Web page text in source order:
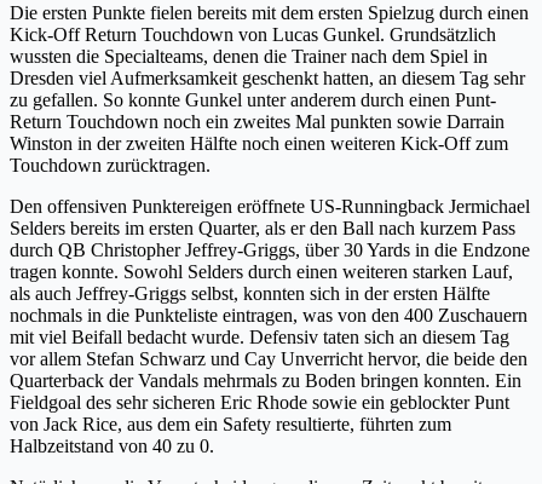
Die ersten Punkte fielen bereits mit dem ersten Spielzug durch einen
Kick-Off Return Touchdown von Lucas Gunkel. Grundsätzlich
wussten die Specialteams, denen die Trainer nach dem Spiel in
Dresden viel Aufmerksamkeit geschenkt hatten, an diesem Tag sehr
zu gefallen. So konnte Gunkel unter anderem durch einen Punt-
Return Touchdown noch ein zweites Mal punkten sowie Darrain
Winston in der zweiten Hälfte noch einen weiteren Kick-Off zum
Touchdown zurücktragen.
Den offensiven Punktereigen eröffnete US-Runningback Jermichael
Selders bereits im ersten Quarter, als er den Ball nach kurzem Pass
durch QB Christopher Jeffrey-Griggs, über 30 Yards in die Endzone
tragen konnte. Sowohl Selders durch einen weiteren starken Lauf,
als auch Jeffrey-Griggs selbst, konnten sich in der ersten Hälfte
nochmals in die Punkteliste eintragen, was von den 400 Zuschauern
mit viel Beifall bedacht wurde. Defensiv taten sich an diesem Tag
vor allem Stefan Schwarz und Cay Unverricht hervor, die beide den
Quarterback der Vandals mehrmals zu Boden bringen konnten. Ein
Fieldgoal des sehr sicheren Eric Rhode sowie ein geblockter Punt
von Jack Rice, aus dem ein Safety resultierte, führten zum
Halbzeitstand von 40 zu 0.